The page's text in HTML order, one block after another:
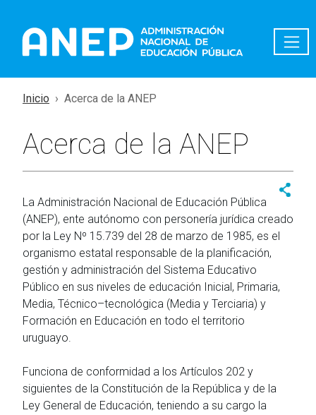
Inicio Acerca de la ANEP
Acerca de la ANEP
La Administración Nacional de Educación Pública
(ANEP), ente autónomo con personería jurídica creado
por la Ley Nº 15.739 del 28 de marzo de 1985, es el
organismo estatal responsable de la planificación,
gestión y administración del Sistema Educativo
Público en sus niveles de educación Inicial, Primaria,
Media, Técnico–tecnológica (Media y Terciaria) y
Formación en Educación en todo el territorio
uruguayo.
Funciona de conformidad a los Artículos 202 y
siguientes de la Constitución de la República y de la
Ley General de Educación, teniendo a su cargo la